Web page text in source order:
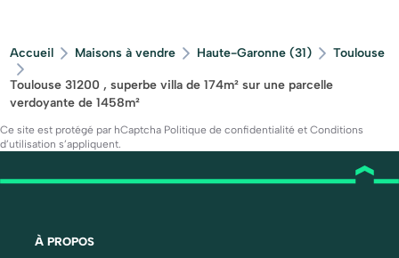
Accueil Maisons à vendre Haute-Garonne (31) Toulouse
Toulouse 31200 , superbe villa de 174m² sur une parcelle
verdoyante de 1458m²
Ce site est protégé par hCaptcha Politique de confidentialité et Conditions
d’utilisation s’appliquent.
À PROPOS